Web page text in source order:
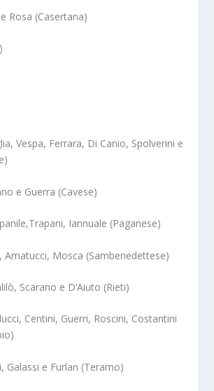
Rosa (Casertana)
Vespa, Ferrara, Di Canio, Spolverini e
e Guerra (Cavese)
Iannuale (Paganese)
Amatucci, Mosca (Sambenedettese)
Scarano e D’Aiuto (Rieti)
Centini, Guerri, Roscini, Costantini
Galassi e Furlan (Teramo)